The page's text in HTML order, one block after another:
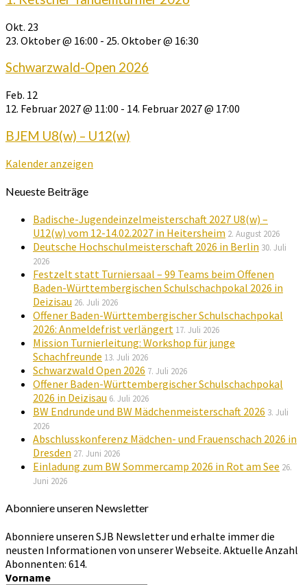
Okt. 23
23. Oktober @ 16:00 - 25. Oktober @ 16:30
Schwarzwald-Open 2026
Feb. 12
12. Februar 2027 @ 11:00 - 14. Februar 2027 @ 17:00
BJEM U8(w) – U12(w)
Kalender anzeigen
Neueste Beiträge
Badische-Jugendeinzelmeisterschaft 2027 U8(w) –
U12(w) vom 12-14.02.2027 in Heitersheim 2. August 2026
Deutsche Hochschulmeisterschaft 2026 in Berlin 30. Juli
2026
Festzelt statt Turniersaal – 99 Teams beim Offenen
Baden-Württembergischen Schulschachpokal 2026 in
Deizisau 26. Juli 2026
Offener Baden-Württembergischer Schulschachpokal
2026: Anmeldefrist verlängert 17. Juli 2026
Mission Turnierleitung: Workshop für junge
Schachfreunde 13. Juli 2026
Schwarzwald Open 2026 7. Juli 2026
Offener Baden-Württembergischer Schulschachpokal
2026 in Deizisau 6. Juli 2026
BW Endrunde und BW Mädchenmeisterschaft 2026 3. Juli
2026
Abschlusskonferenz Mädchen- und Frauenschach 2026 in
Dresden 27. Juni 2026
Einladung zum BW Sommercamp 2026 in Rot am See 26.
Juni 2026
Abonniere unseren Newsletter
Abonniere unseren SJB Newsletter und erhalte immer die
neusten Informationen von unserer Webseite. Aktuelle Anzahl
Abonnenten: 614.
Vorname